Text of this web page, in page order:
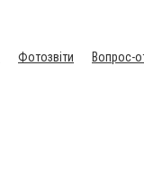
Фотозвіти Вопрос-